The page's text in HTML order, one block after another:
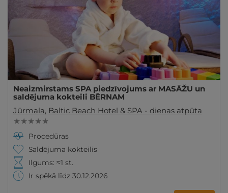
Neaizmirstams SPA piedzīvojums ar MASĀŽU un
saldējuma kokteili BĒRNAM
Jūrmala, Baltic Beach Hotel & SPA - dienas atpūta
★ ★ ★ ★ ★
Procedūras
Saldējuma kokteilis
Ilgums: ≈1 st.
Ir spēkā līdz 30.12.2026